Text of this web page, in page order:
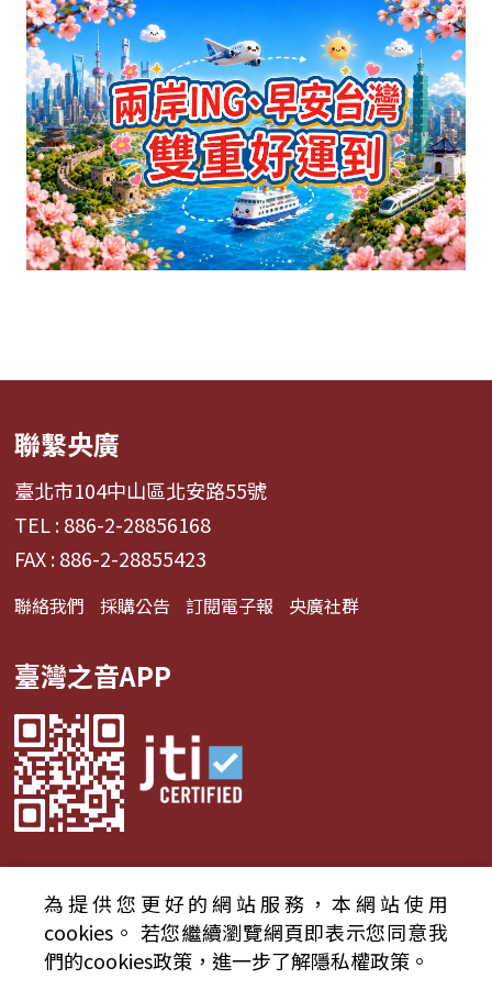
聯繫央廣
臺北市104中山區北安路55號
TEL : 886-2-28856168
FAX : 886-2-28855423
聯絡我們 採購公告 訂閱電子報 央廣社群
臺灣之音APP
© 2024財團法人中央廣播電臺 版權所有
資通安全政策聲明
服務條款 隱私權條款
為提供您更好的網站服務，本網站使用
cookies。 若您繼續瀏覽網頁即表示您同意我
們的cookies政策，進一步了解隱私權政策。